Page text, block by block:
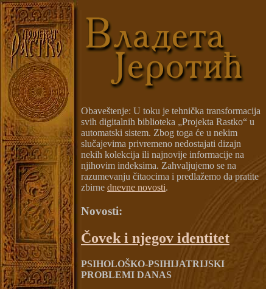
Obaveštenje: U toku je tehnička transformacija
svih digitalnih biblioteka „Projekta Rastko“ u
automatski sistem. Zbog toga će u nekim
slučajevima privremeno nedostajati dizajn
nekih kolekcija ili najnovije informacije na
njihovim indeksima. Zahvaljujemo se na
razumevanju čitaocima i predlažemo da pratite
zbirne dnevne novosti.
Novosti:
Čovek i njegov identitet
PSIHOLOŠKO-PSIHIJATRIJSKI
PROBLEMI DANAS